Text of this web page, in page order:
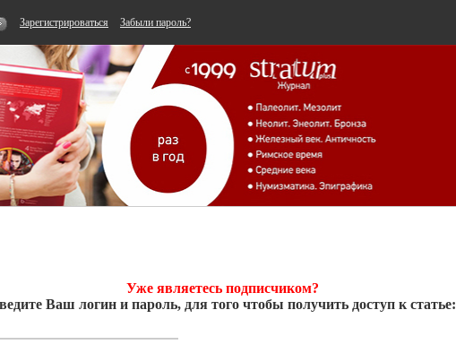
Зарегистрироваться Забыли пароль?
Уже являетесь подписчиком?
Ваш логин и пароль, для того чтобы получить доступ к статье: